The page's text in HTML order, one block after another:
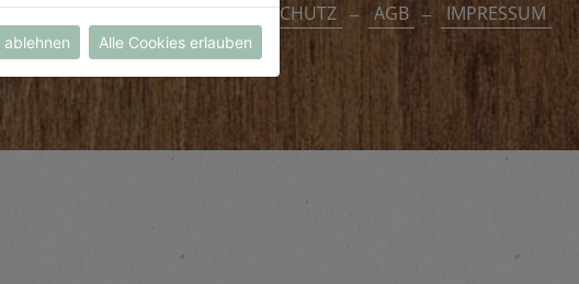
DATENSCHUTZ AGB IMPRESSUM
ablehnen Alle Cookies erlauben